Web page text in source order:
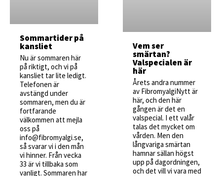
Sommartider på
kansliet
Nu är sommaren här
på riktigt, och vi på
kansliet tar lite ledigt.
Telefonen är
avstängd under
sommaren, men du är
fortfarande
välkommen att mejla
oss på
info@fibromyalgi.se,
så svarar vi i den mån
vi hinner. Från vecka
33 är vi tillbaka som
vanligt. Sommaren har
Vem ser
smärtan?
Valspecialen är
här
Årets andra nummer
av FibromyalgiNytt är
här, och den här
gången är det en
valspecial. I ett valår
talas det mycket om
vården. Men den
långvariga smärtan
hamnar sällan högst
upp på dagordningen,
och det vill vi vara med